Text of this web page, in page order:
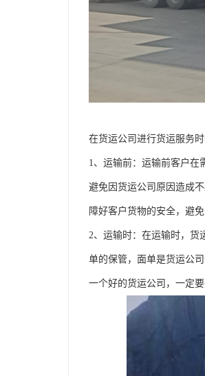
在货运公司进行货运服务
1、运输前：运输前客户在
避免因货运公司原因造成
障好客户货物的安全，避
2、运输时：在运输时，货
单的保管，面单是货运公
一个好的货运公司，一定